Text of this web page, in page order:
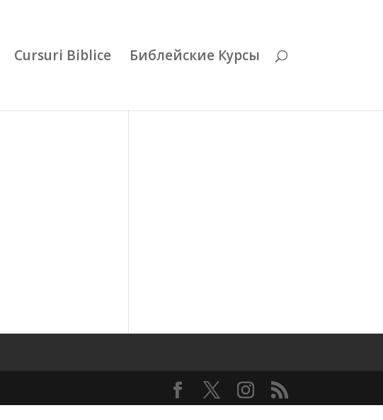
Cursuri Biblice Библейские Курсы